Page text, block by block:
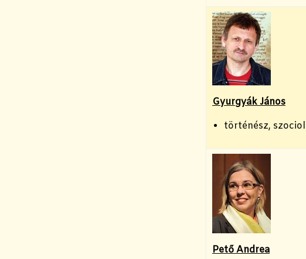
Gyurgyák János
történész,
Pető Andrea